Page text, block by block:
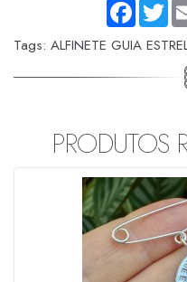
FACEBOOKTWITTER
Tags: ALFINETE GUIA
PRODUTOS